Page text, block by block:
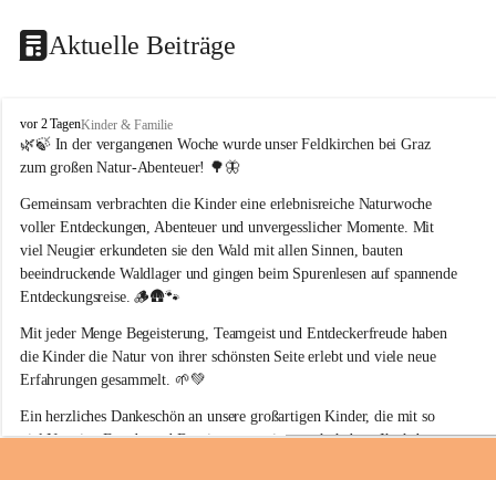
Aktuelle Beiträge
F
e
l
k
i
r
c
h
e
n
b
e
i
r
a
vor 2 TagenKinder & Familie
🌿🍃 In der vergangenen Woche wurde unser Feldkirchen bei Graz
zum großen Natur-Abenteuer! 🌳🦋
Gemeinsam verbrachten die Kinder eine erlebnisreiche Naturwoche
voller Entdeckungen, Abenteuer und unvergesslicher Momente. Mit
viel Neugier erkundeten sie den Wald mit allen Sinnen, bauten
beeindruckende Waldlager und gingen beim Spurenlesen auf spannende
Entdeckungsreise. 🪵🛖🐾
Mit jeder Menge Begeisterung, Teamgeist und Entdeckerfreude haben
die Kinder die Natur von ihrer schönsten Seite erlebt und viele neue
Erfahrungen gesammelt. 🌱💚
Ein herzliches Dankeschön an unsere großartigen Kinder, die mit so
viel Neugier, Freude und Begeisterung mitgemacht haben. Ihr habt